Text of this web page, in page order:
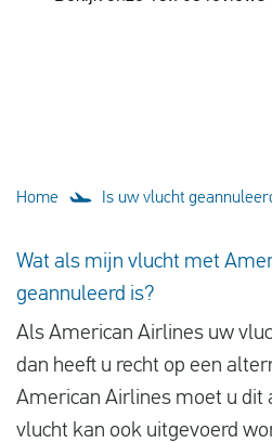
Home Is uw vlucht
Wat als mijn vlucht met
geannuleerd is?
Als American Airlines uw
dan heeft u recht op een
American Airlines moet u dit
vlucht kan ook uitgevoerd